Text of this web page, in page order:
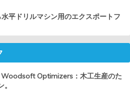
平ドリルマシン用のエクスポートフ
Woodsoft Optimizers：木工生産のた